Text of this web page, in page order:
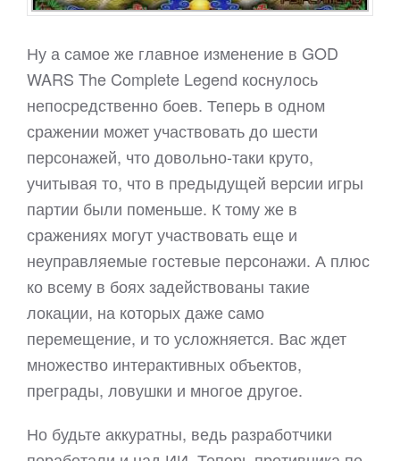
Ну а самое же главное изменение в GOD
WARS The Complete Legend коснулось
непосредственно боев. Теперь в одном
сражении может участвовать до шести
персонажей, что довольно-таки круто,
учитывая то, что в предыдущей версии игры
партии были поменьше. К тому же в
сражениях могут участвовать еще и
неуправляемые гостевые персонажи. А плюс
ко всему в боях задействованы такие
локации, на которых даже само
перемещение, и то усложняется. Вас ждет
множество интерактивных объектов,
преграды, ловушки и многое другое.
Но будьте аккуратны, ведь разработчики